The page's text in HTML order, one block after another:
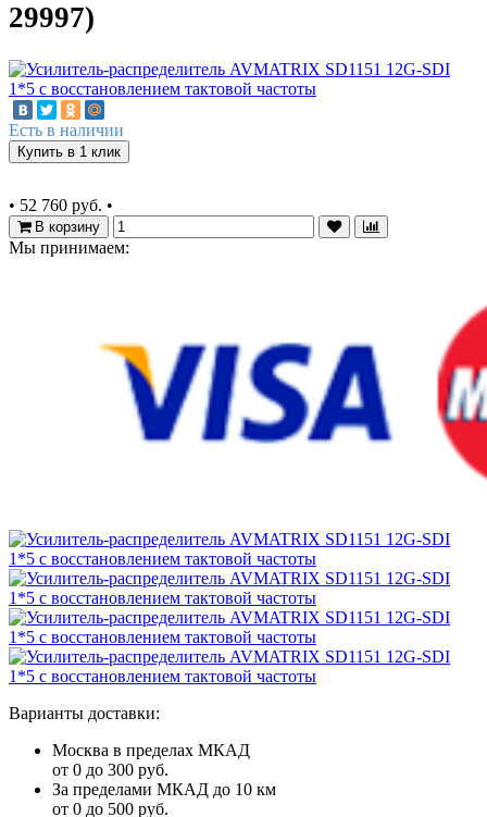
29997)
Есть в наличии
Купить в 1 клик
• 52 760 руб. •
В корзину
Мы принимаем:
Варианты доставки:
Москва в пределах МКАД
от 0 до 300 руб.
За пределами МКАД до 10 км
от 0 до 500 руб.